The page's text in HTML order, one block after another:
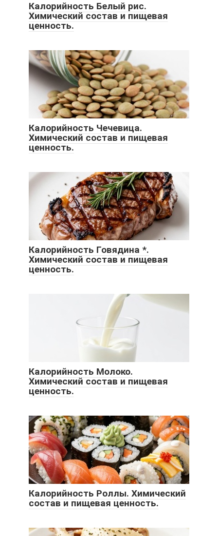
Калорийность Белый рис.
Химический состав и пищевая
ценность.
Калорийность Чечевица.
Химический состав и пищевая
ценность.
Калорийность Говядина *.
Химический состав и пищевая
ценность.
Калорийность Молоко.
Химический состав и пищевая
ценность.
Калорийность Роллы. Химический
состав и пищевая ценность.